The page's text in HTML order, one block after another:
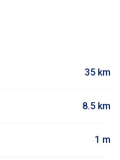
35 km
8.5 km
1 m